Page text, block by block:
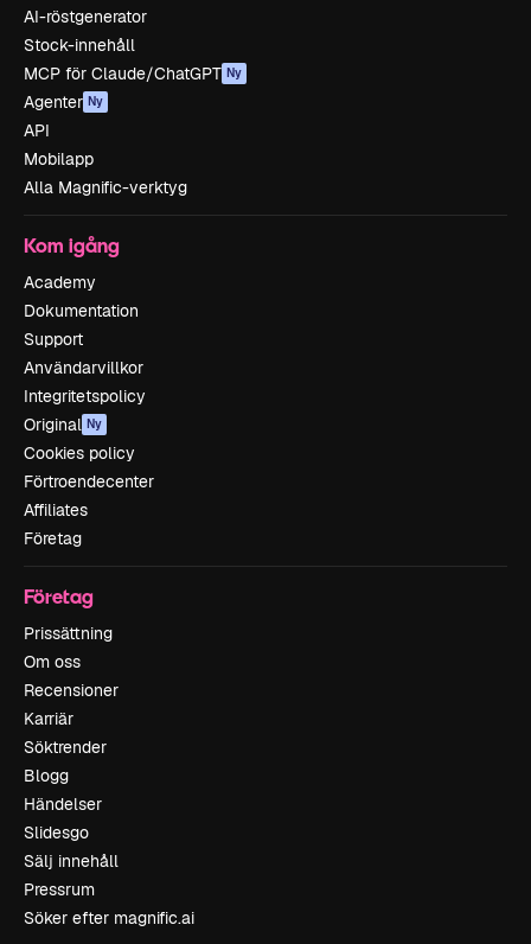
AI-röstgenerator
Stock-innehåll
MCP för Claude/ChatGPT Ny
Agenter Ny
API
Mobilapp
Alla Magnific-verktyg
Kom igång
Academy
Dokumentation
Support
Användarvillkor
Integritetspolicy
Original Ny
Cookies policy
Förtroendecenter
Affiliates
Företag
Företag
Prissättning
Om oss
Recensioner
Karriär
Söktrender
Blogg
Händelser
Slidesgo
Sälj innehåll
Pressrum
Söker efter magnific.ai